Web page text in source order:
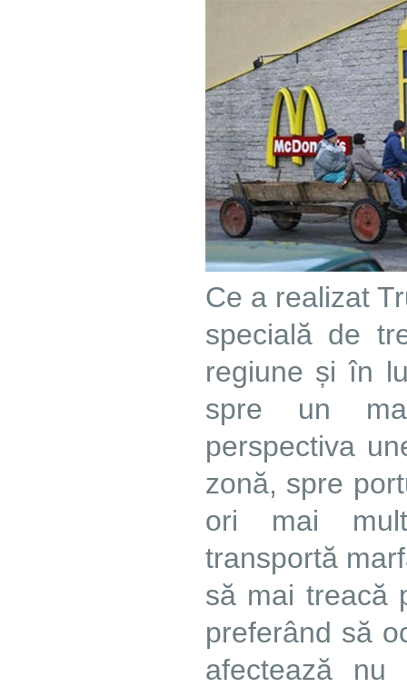
Ce a realizat
specială de
regiune și în
spre un
perspectiva
zonă, spre
ori mai
transportă
să mai treacă
preferând să
afectează nu